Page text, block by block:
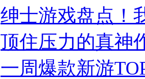
绅士游戏盘点！
顶住压力的真神
一周爆款新游